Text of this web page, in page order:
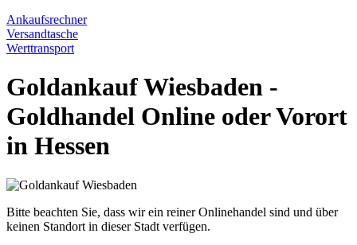
Ankaufsrechner
Versandtasche
Werttransport
Goldankauf Wiesbaden -
Goldhandel Online oder Vorort
in Hessen
Bitte beachten Sie, dass wir ein reiner Onlinehandel sind und über
keinen Standort in dieser Stadt verfügen.